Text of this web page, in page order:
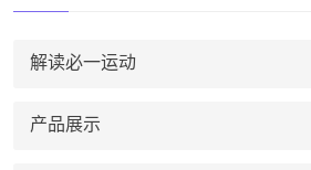
解读必一运动
产品展示